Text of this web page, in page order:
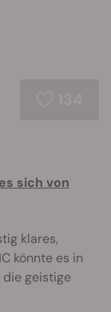
sich von
klares,
könnte es in
die geistige